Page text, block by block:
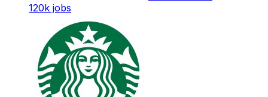
120k jobs